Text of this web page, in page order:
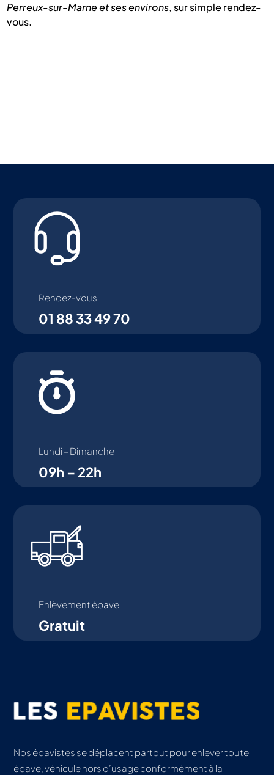
Perreux-sur-Marne et ses environs, sur simple rendez-
vous.
Rendez-vous
01 88 33 49 70
Lundi – Dimanche
09h – 22h
Enlèvement épave
Gratuit
Nos épavistes se déplacent partout pour enlever toute
épave, véhicule hors d’usage conformément à la